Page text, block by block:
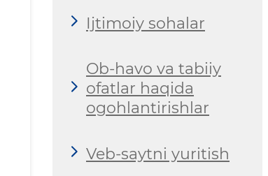
Ijtimoiy sohalar
Ob-havo va tabiiy
ofatlar haqida
ogohlantirishlar
Veb-saytni yuritish